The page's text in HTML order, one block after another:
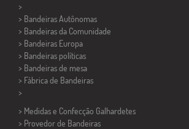
>
> Bandeiras Autônomas
> Bandeiras da Comunidade
> Bandeiras Europa
> Bandeiras políticas
> Bandeiras de mesa
> Fábrica de Bandeiras
>
> Medidas e Confecção Galhardetes
> Provedor de Bandeiras